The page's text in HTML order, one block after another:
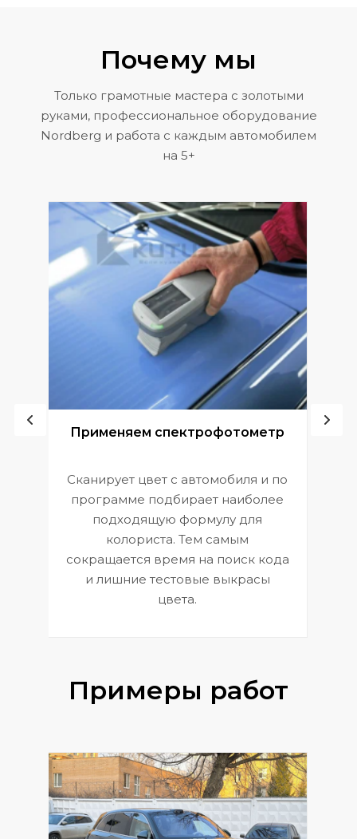
Почему мы
Только грамотные мастера с золотыми
руками, профессиональное оборудование
Nordberg и работа с каждым автомобилем
на 5+
Применяем спектрофотометр
Сканирует цвет с автомобиля и по
программе подбирает наиболее
подходящую формулу для
колориста. Тем самым
сокращается время на поиск кода
и лишние тестовые выкрасы
цвета.
Примеры работ